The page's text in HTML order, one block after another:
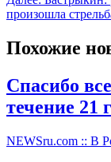
произошла
Похожие
Спасибо
течение 21
NEWSru.com :: В